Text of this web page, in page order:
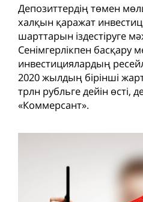
Депозиттердің төмен
халқын қаражат
шарттарын іздестіруге
Сенімгерлікпен басқару
инвестициялардың
2020 жылдың бірінші
трлн рубльге дейін өсті,
«Коммерсант».